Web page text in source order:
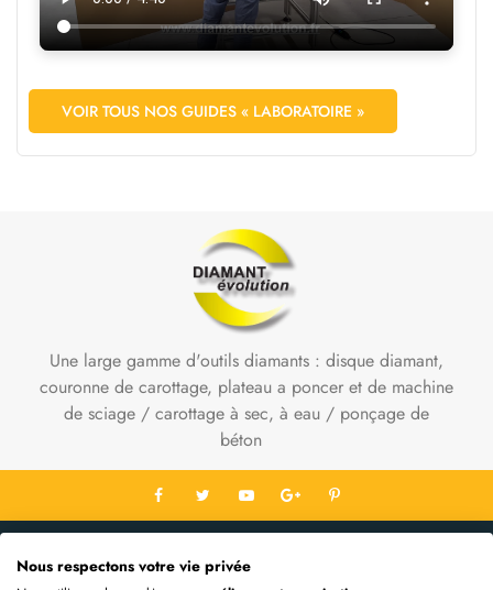
VOIR TOUS NOS GUIDES « LABORATOIRE »
Une large gamme d'outils diamants : disque diamant,
couronne de carottage, plateau a poncer et de machine
de sciage / carottage à sec, à eau / ponçage de
béton
Nous respectons votre vie privée